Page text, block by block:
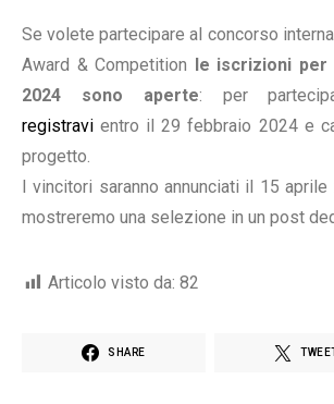
Se volete partecipare al concorso
Award & Competition le iscrizioni per
2024 sono aperte: per
registravi entro il 29 febbraio 2024 e
progetto.
I vincitori saranno annunciati il 15
mostreremo una selezione in un post
Articolo visto da: 82
SHARE